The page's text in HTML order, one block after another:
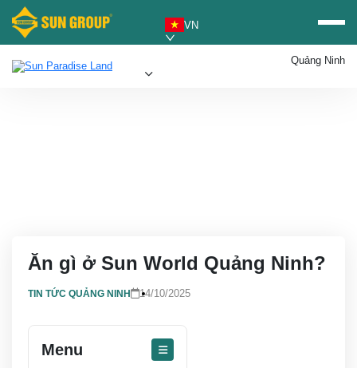
VN
Quảng Ninh
Ăn gì ở Sun World Quảng Ninh?
TIN TỨC QUẢNG NINH 14/10/2025
Menu